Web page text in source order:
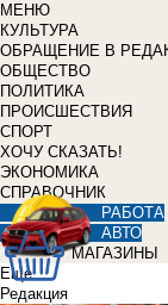
МЕНЮ
КУЛЬТУРА
ОБРАЩЕНИЕ В
ОБЩЕСТВО
ПОЛИТИКА
ПРОИСШЕСТВИЯ
СПОРТ
ХОЧУ СКАЗАТЬ!
ЭКОНОМИКА
СПРАВОЧНИК
РАБОТА
АВТО
МАГАЗИНЫ
Еще
Редакция